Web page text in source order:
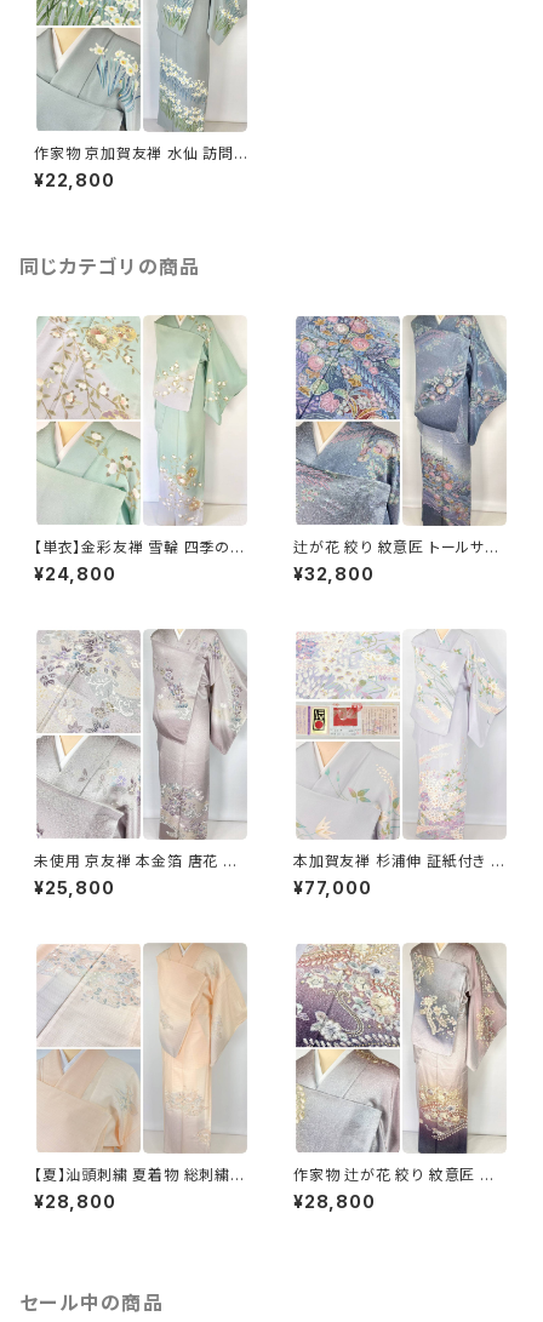
作家物 京加賀友禅 水仙 訪問着
正絹 袷 浅葱鼠 青緑 グレー 白
1157
¥22,800
同じカテゴリの商品
【単衣】金彩友禅 雪輪 四季の
花々 正絹 訪問着 黄緑 青緑 紫
1418
¥24,800
辻が花 絞り 紋意匠 トールサイ
ズ 金彩 訪問着 正絹 袷 青 ブル
ー 紫 1273
¥32,800
未使用 京友禅 本金箔 唐花 訪
問着 袷 正絹 紫 グレー 白 1165
¥25,800
本加賀友禅 杉浦伸 証紙付き 訪
問着 花柄 正絹 紫 白 パステル
白菫色 1080
¥77,000
【夏】汕頭刺繍 夏着物 総刺繍
絽 訪問着 正絹 オレンジ サーモ
ンピンク 水色 1243
¥28,800
作家物 辻が花 絞り 紋意匠 金
箔 訪問着 辻ヶ花 正絹 袷 紫 紺
淡紅藤 1403
¥28,800
セール中の商品